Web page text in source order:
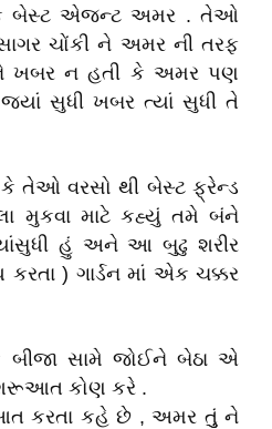
બેસ્ટ એજન્ટ અમર . તેઓ
ચોંકી ને અમર ની તરફ
ને ખબર ન હતી કે અમર પણ
સુધી ખબર ત્યાં સુધી તે
તેઓ વરસો થી બેસ્ટ ફ્રેન્ડ
મુકવા માટે કહ્યું તમે બંને
ત્યાંસુધી હું અને આ બુઢુ શરીર
કરતા ) ગાર્ડન માં એક ચક્કર
સામે જોઈને બેઠા એ
શરૂઆત કોણ કરે .
કરતા કહે છે , અમર તુું ને